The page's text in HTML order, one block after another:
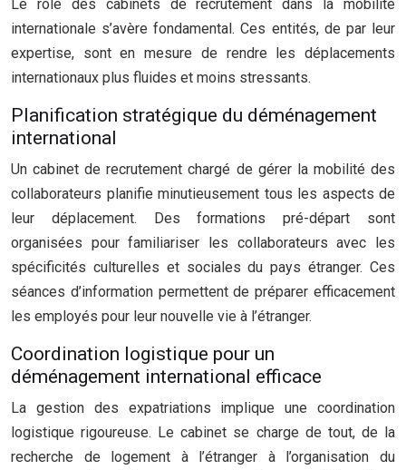
Le rôle des cabinets de recrutement dans la mobilité
internationale s’avère fondamental. Ces entités, de par leur
expertise, sont en mesure de rendre les déplacements
internationaux plus fluides et moins stressants.
Planification stratégique du déménagement
international
Un cabinet de recrutement chargé de gérer la mobilité des
collaborateurs planifie minutieusement tous les aspects de
leur déplacement. Des formations pré-départ sont
organisées pour familiariser les collaborateurs avec les
spécificités culturelles et sociales du pays étranger. Ces
séances d’information permettent de préparer efficacement
les employés pour leur nouvelle vie à l’étranger.
Coordination logistique pour un
déménagement international efficace
La gestion des expatriations implique une coordination
logistique rigoureuse. Le cabinet se charge de tout, de la
recherche de logement à l’étranger à l’organisation du